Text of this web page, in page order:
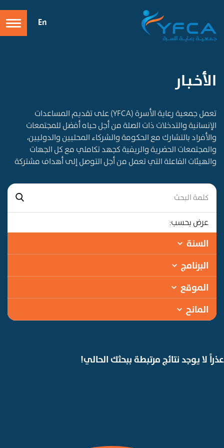
En
الأخـبـار
تعمل جمعية رعاية الأسرة (YFCA) على تقديم المساعدات
الإنسانية والتدخلات ذات الصلة من أجل حياه أفضل للمجتمعات
والأفراد بالتشارك مع الحكومة والشركاء المحليين والدوليين،
والمجتمعات الحضرية والريفية كجهد تكاملي مع كل الجهات
والهيئات الفاعلة التي تعمل من أجل التوصل إلى أهداف مشتركة
عرض بحسب:
السنة
البرنامج
الموقع
المانح
عذراً لا يوجد نتائج مرتبطة ببحثك الحالي!